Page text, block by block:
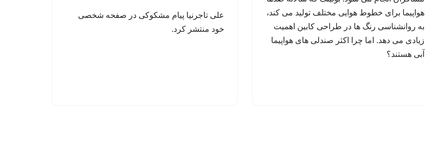
هواپیما برای خطوط هوایی مختلف تولید می کند،
به روانشناسی رنگ ها در طراحی کابین اهمیت
زیادی می دهد. اما چرا اکثر صندلی های هواپیما
آبی هستند؟
علی تاجرنیا پیام مشکوکی در صفحه شخصی
خود منتشر کرد.